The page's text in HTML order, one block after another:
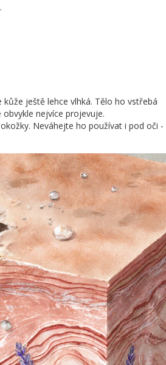
ještě lehce vlhká. Tělo ho vstřebá
nejvíce projevuje.
Neváhejte ho používat i pod oči -